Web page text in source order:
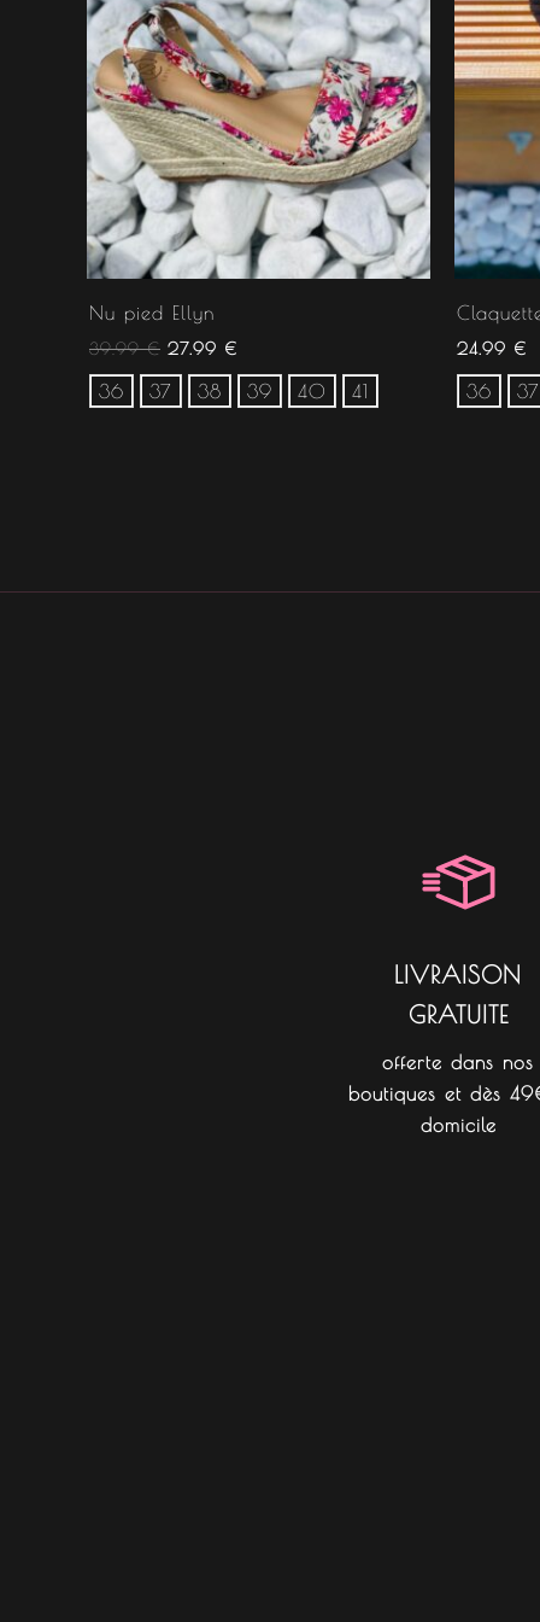
Nu pied Ellyn
39.99€ 27.99 €
36 37 38 39 40 41
24.99 €
36 37
LIVRAISON
GRATUITE
offerte dans nos
boutiques et dès
domicile